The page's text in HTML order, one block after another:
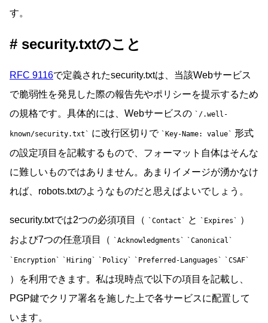
す。
security.txtのこと
RFC 9116で定義されたsecurity.txtは、当該Webサービス
で脆弱性を発見した際の報告先やポリシーを提示するため
の規格です。具体的には、Webサービスの
/.well-
known/security.txt に改行区切りで Key-Name: value
形式
の設定項目を記載するもので、フォーマット自体はそんな
に難しいものではありません。あまりイメージが湧かなけ
れば、robots.txtのようなものだと思えばよいでしょう。
security.txtでは2つの必須項目（ Contact と Expires
）
および7つの任意項目（
Acknowledgments Canonical
Encryption Hiring Policy Preferred-Languages CSAF
）を利用できます。私は現時点で以下の項目を記載し、
PGP鍵でクリア署名を施した上で各サービスに配置して
います。